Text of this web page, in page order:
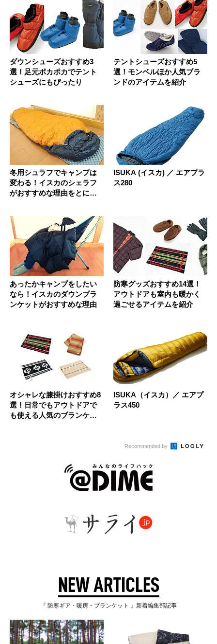
ダウンシューズおすすめ3
選！足元ポカポカでテント
シューズにもぴったり
テントシューズおすすめ5
選！モンベルほか人気ブラ
ンドのアイテムを紹介
冬用シュラフでキャンプは
変わる！イスカのシェラフ
がおすすめな理由をとにか
ISUKA (イスカ) ／ エアプラ
ス280
あったかキャンプをしたい
なら！イスカのダウンブラ
ンケットがおすすめな理由
防寒グッズおすすめ14選！
アウトドアも室内も暖かく
過ごせるアイテムを紹介
オシャレな膝掛けおすすめ8
選！日常でもアウトドアで
も使える人気のブランケッ
ISUKA（イスカ）／ エアプ
ラス450
Recommended by
NEW ARTICLES
『 防寒ギア・暖房・ブランケット 』新着編集部記事